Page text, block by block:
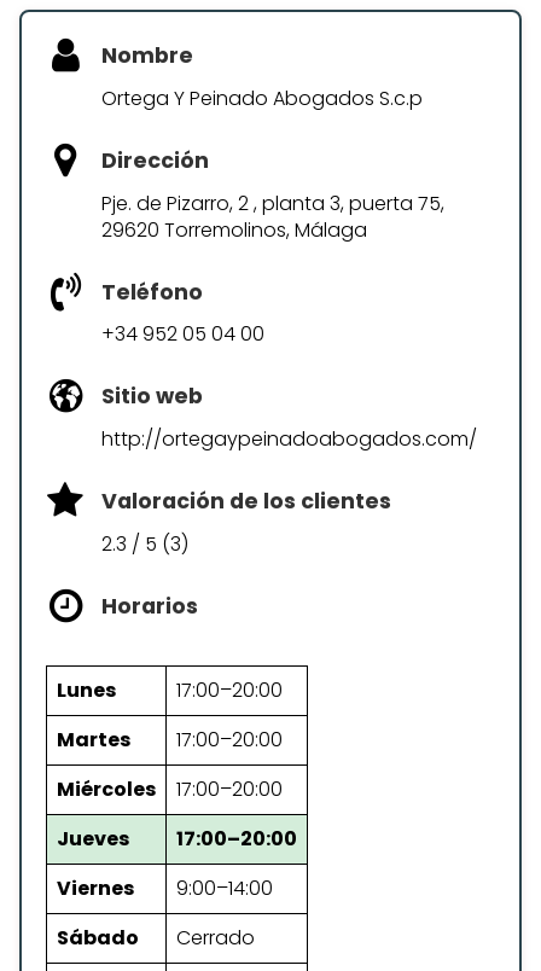
Nombre
Ortega Y Peinado Abogados S.c.p
Dirección
Pje. de Pizarro, 2 , planta 3, puerta 75,
29620 Torremolinos, Málaga
Teléfono
+34 952 05 04 00
Sitio web
http://ortegaypeinadoabogados.com/
Valoración de los clientes
2.3 / 5 (3)
Horarios
Lunes
17:00–20:00
Martes
17:00–20:00
Miércoles
17:00–20:00
Jueves
17:00–20:00
Viernes
9:00–14:00
Sábado
Cerrado